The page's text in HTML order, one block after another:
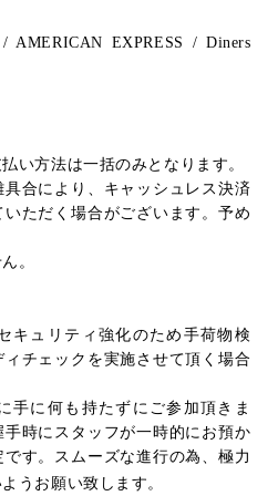
AMERICAN EXPRESS / Diners
い方法は一括のみとなります。
合により、キャッシュレス決済
ただく場合がございます。予め
。
キュリティ強化のため手荷物検
チェックを実施させて頂く場合
手に何も持たずにご参加頂きま
時にスタッフが一時的にお預か
す。スムーズな進行の為、極力
うお願い致します。